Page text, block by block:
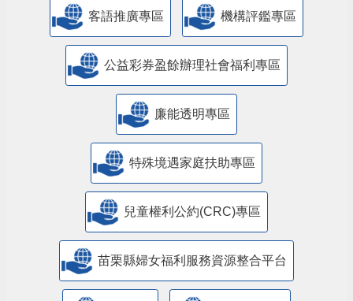
客語推廣專區 機構評鑑專區
公益彩券盈餘辦理社會福利專區
廉能透明專區
特殊境遇家庭扶助專區
兒童權利公約(CRC)專區
苗栗縣婦女福利服務資源整合平台